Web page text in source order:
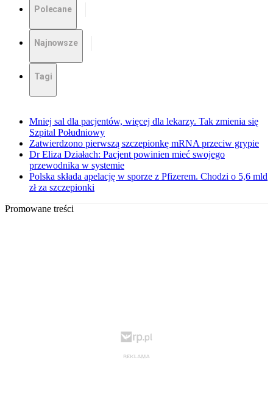
Polecane
Najnowsze
Tagi
Mniej sal dla pacjentów, więcej dla lekarzy. Tak zmienia się
Szpital Południowy
Zatwierdzono pierwszą szczepionkę mRNA przeciw grypie
Dr Eliza Działach: Pacjent powinien mieć swojego
przewodnika w systemie
Polska składa apelację w sporze z Pfizerem. Chodzi o 5,6 mld
zł za szczepionki
Promowane treści